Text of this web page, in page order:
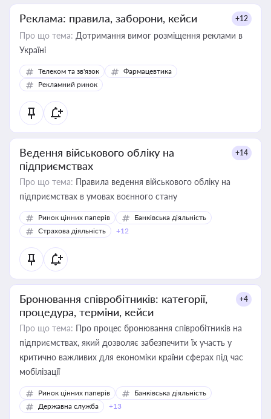
Реклама: правила, заборони, кейси +12
Про що тема: Дотримання вимог розміщення реклами в
Україні
Телеком та зв'язок
Фармацевтика
Рекламний ринок
Ведення військового обліку на
підприємствах
+14
Про що тема: Правила ведення військового обліку на
підприємствах в умовах воєнного стану
Ринок цінних паперів
Банківська діяльність
Страхова діяльність
+12
Бронювання співробітників: категорії,
процедура, терміни, кейси
+4
Про що тема: Про процес бронювання співробітників на
підприємствах, який дозволяє забезпечити їх участь у
критично важливих для економіки країни сферах під час
мобілізації
Ринок цінних паперів
Банківська діяльність
Державна служба
+13